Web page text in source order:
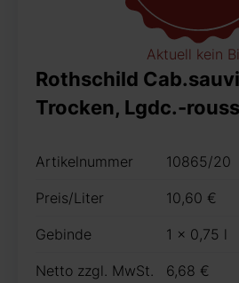
Aktuell kein
Rothschild
Trocken, Lgdc.-
Artikelnummer 10865/20
Preis/Liter 10,60 €
Gebinde 1 x 0,75 l
Netto zzgl. MwSt. 6,68 €